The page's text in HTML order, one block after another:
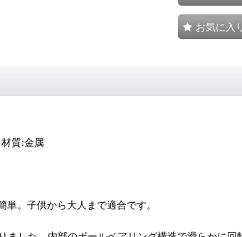
お気に入
質:金属
。子供から大人まで適合です。